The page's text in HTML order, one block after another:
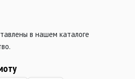
в нашем каталоге